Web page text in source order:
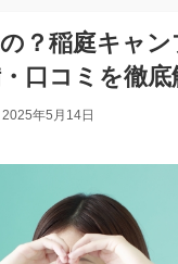
？稲庭キャ
口コミを徹底
2025年5月14日